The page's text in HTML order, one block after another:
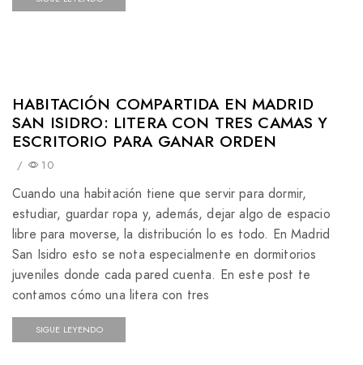
HABITACIÓN COMPARTIDA EN MADRID
SAN ISIDRO: LITERA CON TRES CAMAS Y
ESCRITORIO PARA GANAR ORDEN
/ 10
Cuando una habitación tiene que servir para dormir,
estudiar, guardar ropa y, además, dejar algo de espacio
libre para moverse, la distribución lo es todo. En Madrid
San Isidro esto se nota especialmente en dormitorios
juveniles donde cada pared cuenta. En este post te
contamos cómo una litera con tres
SIGUE LEYENDO